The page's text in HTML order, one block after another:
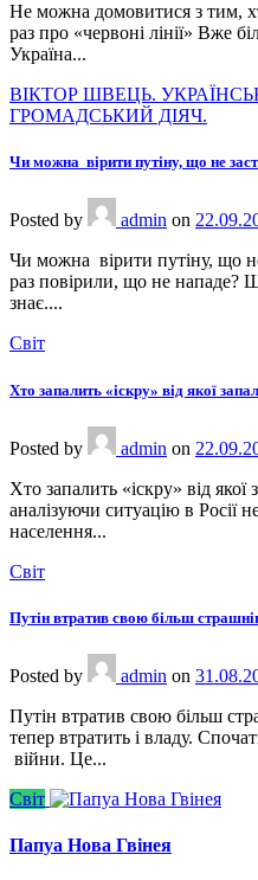
Не можна домовитися з тим,
раз про «червоні лінії» Вже
Україна...
ВІКТОР ШВЕЦЬ.
ГРОМАДСЬКИЙ ДІЯЧ.
Чи можна вірити путіну, що не
Posted by admin on
Чи можна вірити путіну, що
раз повірили, що не нападе?
знає....
Світ
Хто запалить «іскру» від якої
Posted by admin on
Хто запалить «іскру» від
аналізуючи ситуацію в Росії
населення...
Світ
Путін втратив свою більш
Posted by admin on
Путін втратив свою більш
тепер втратить і владу.
війни. Це...
Світ
Папуа Нова Гвінея